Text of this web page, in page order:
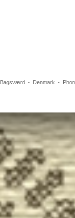
Bagsværd- Denmark -